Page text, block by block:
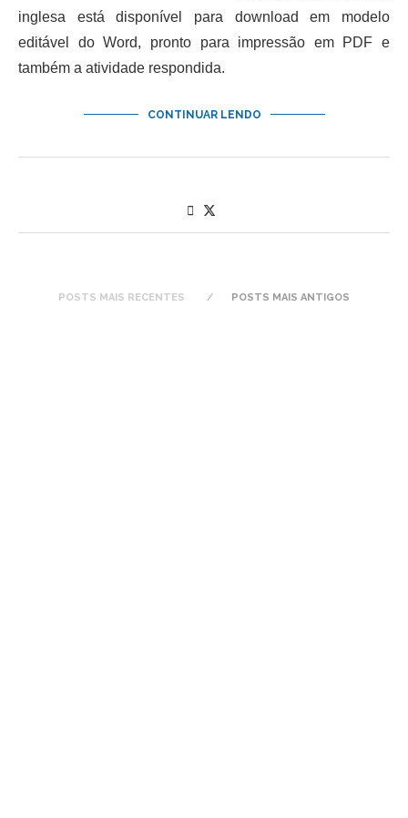
inglesa está disponível para download em modelo
editável do Word, pronto para impressão em PDF e
também a atividade respondida.
CONTINUAR LENDO
POSTS MAIS RECENTES POSTS MAIS ANTIGOS